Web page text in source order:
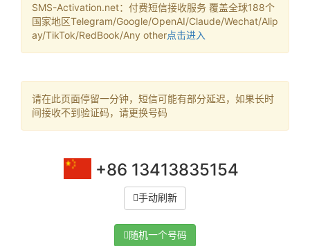
SMS-Activation.net：付费短信接收服务 覆盖全球188个
国家地区Telegram/Google/OpenAI/Claude/Wechat/Alip
ay/TikTok/RedBook/Any other点击进入
请在此页面停留一分钟，短信可能有部分延迟，如果长时
间接收不到验证码，请更换号码
+86 13413835154
手动刷新
随机一个号码